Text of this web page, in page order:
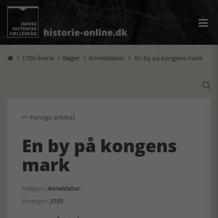
 1700-årene  Bøger  Anmeldelser  En by på kongens mark

Forrige artikel
En by på kongens
mark
Kategori:Anmeldelser
Visninger:3105